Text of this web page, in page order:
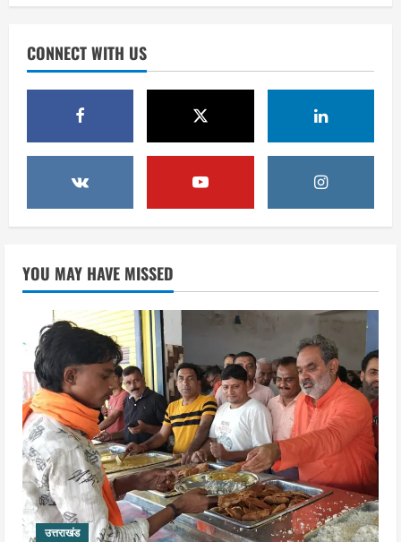
उत्तराखंड
हरिद्वार के नेताओं को कांग्रेस प्रदेश
कार्यकारिणी में बड़ी जिम्मेदारी, संगठन को मिले
2036 ओलंपिक का सपना लेकर निकलेगी
कांवड़ यात्रा, संतों ने दिया विजयी भव का
आशीर्वाद
4
उत्तराखंड
एसआईआर के तहत जारी किए जा रहे नोटिसों
पर कांग्रेस ने जतायी आपत्ति, मतदाताओं को
परेशान करने का लगाया आरोप
August 6, 2026
5
उत्तराखंड
महंत यति रामस्वरूप आनंद गिरि को लेकर पूरे
दिन चला हाई वोल्टेज ड्रामा, चौकी से अपने
साथ ले गए यति नरसिंहानंद गिरी
August 5, 2026
CONNECT WITH US
YOU MAY HAVE MISSED
उत्तराखंड